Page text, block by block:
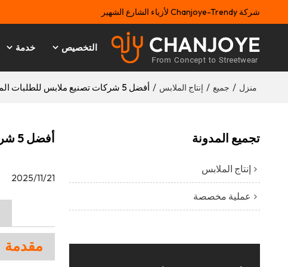
شركة Chanjoye-Trendy لأزياء الشارع الشهير
التخصيص خدمة
منزل / جميع / إنتاج الملابس / أفضل 5 شركات تصنيع ملابس للطلبات المخصصة في ملابس الشارع الفاخرة
أفضل 5 شركات تصنيع ملابس للطلبات المخصصة في ملابس الشارع الفاخرة
2025/11/21
مقدمة
تجميع المدونة
إنتاج الملابس
عملية مخصصة